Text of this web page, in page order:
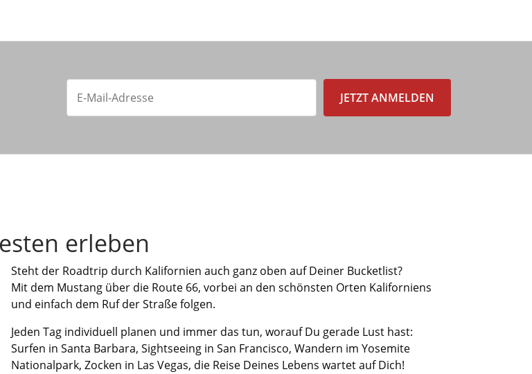
JETZT ANMELDEN
erleben
Steht der Roadtrip durch Kalifornien auch ganz oben auf Deiner Bucketlist?
Mit dem Mustang über die Route 66, vorbei an den schönsten Orten Kaliforniens
und einfach dem Ruf der Straße folgen.
Jeden Tag individuell planen und immer das tun, worauf Du gerade Lust hast:
Surfen in Santa Barbara, Sightseeing in San Francisco, Wandern im Yosemite
Nationalpark, Zocken in Las Vegas, die Reise Deines Lebens wartet aufDich!